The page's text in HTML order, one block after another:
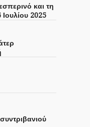
και τη
2025